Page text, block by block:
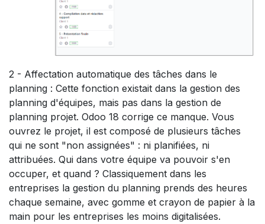
2 - Affectation automatique des tâches dans le
planning : Cette fonction existait dans la gestion des
planning d'équipes, mais pas dans la gestion de
planning projet. Odoo 18 corrige ce manque. Vous
ouvrez le projet, il est composé de plusieurs tâches
qui ne sont "non assignées" : ni planifiées, ni
attribuées. Qui dans votre équipe va pouvoir s'en
occuper, et quand ? Classiquement dans les
entreprises la gestion du planning prends des heures
chaque semaine, avec gomme et crayon de papier à la
main pour les entreprises les moins digitalisées.